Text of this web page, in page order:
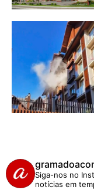
Siga-nos no
notícias em